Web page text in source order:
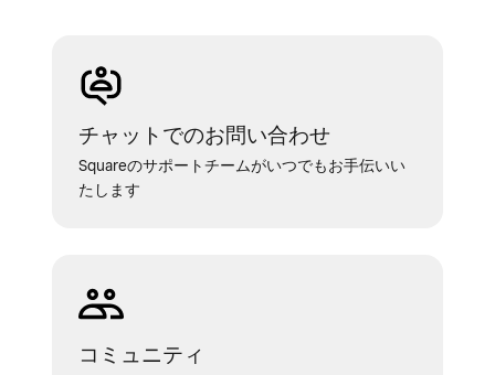
チャットでのお問い合わせ
Squareのサポートチームがいつでもお手伝いい
たします
コミュニティ